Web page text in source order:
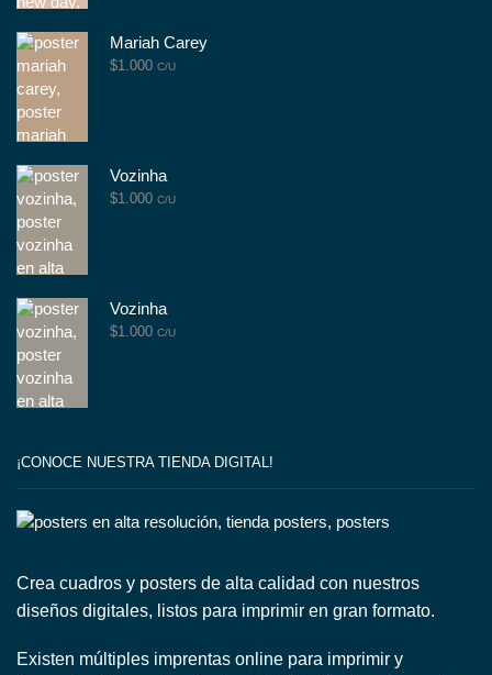
Mariah Carey
$1.000 C/U
Vozinha
$1.000 C/U
Vozinha
$1.000 C/U
¡CONOCE NUESTRA TIENDA DIGITAL!
Crea cuadros y posters de alta calidad con nuestros
diseños digitales, listos para imprimir en gran formato.
Existen múltiples imprentas online para imprimir y